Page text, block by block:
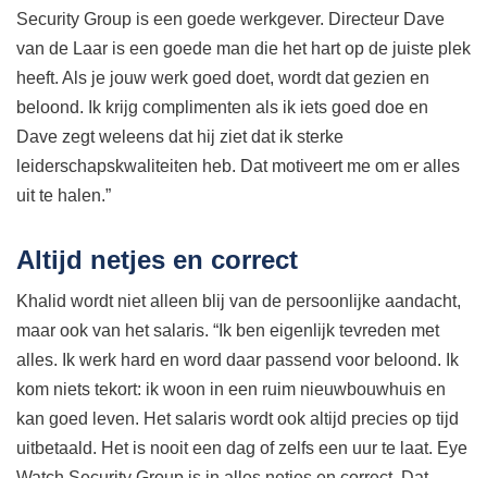
Security Group is een goede werkgever. Directeur Dave
van de Laar is een goede man die het hart op de juiste plek
heeft. Als je jouw werk goed doet, wordt dat gezien en
beloond. Ik krijg complimenten als ik iets goed doe en
Dave zegt weleens dat hij ziet dat ik sterke
leiderschapskwaliteiten heb. Dat motiveert me om er alles
uit te halen.”
Altijd netjes en correct
Khalid wordt niet alleen blij van de persoonlijke aandacht,
maar ook van het salaris. “Ik ben eigenlijk tevreden met
alles. Ik werk hard en word daar passend voor beloond. Ik
kom niets tekort: ik woon in een ruim nieuwbouwhuis en
kan goed leven. Het salaris wordt ook altijd precies op tijd
uitbetaald. Het is nooit een dag of zelfs een uur te laat. Eye